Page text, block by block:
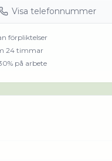
Visa telefonnummer
förpliktelser
24 timmar
på arbete